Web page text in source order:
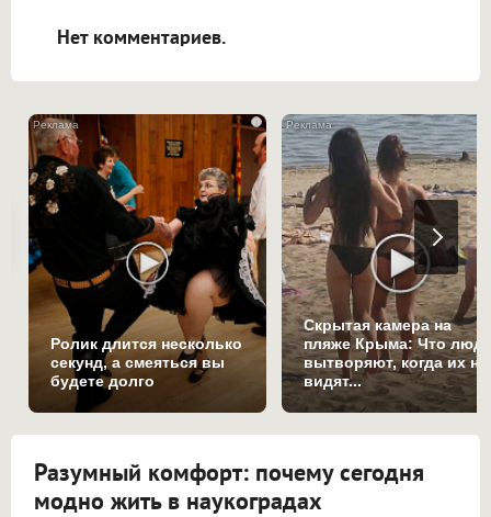
Нет комментариев.
i
Ролик длится несколько
секунд, а смеяться вы
будете долго
Скрытая камера на
пляже Крыма: Что
вытворяют, когда их не
видят...
Разумный комфорт: почему сегодня
модно жить в наукоградах